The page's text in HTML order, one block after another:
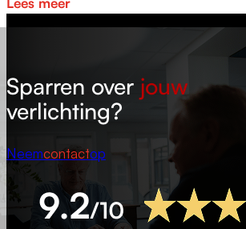
Sparren over jouw
verlichting?
Neemcontactop